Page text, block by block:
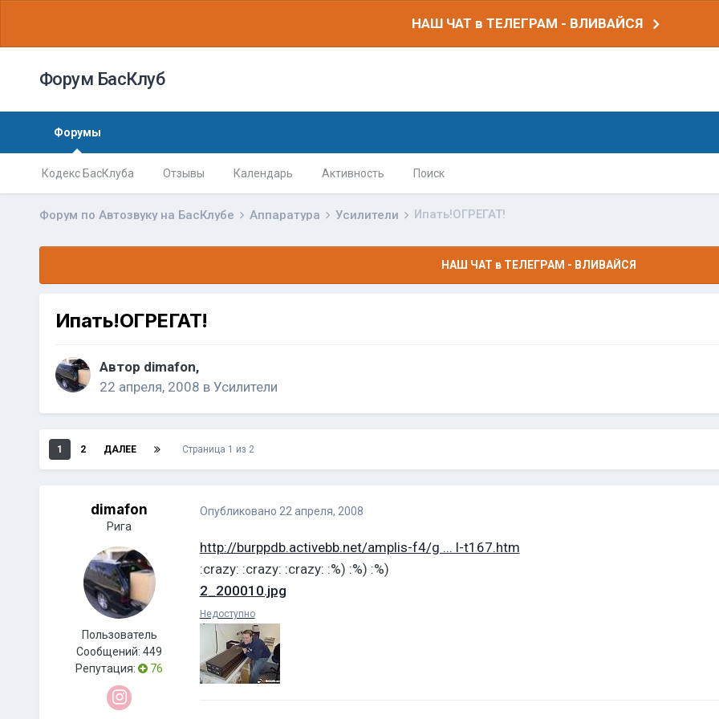
НАШ ЧАТ в ТЕЛЕГРАМ - ВЛИВАЙСЯ
Форум БасКлуб
Форумы
Кодекс БасКлуба Отзывы Календарь Активность Поиск
Форум по Автозвуку на БасКлубе Аппаратура Усилители Ипать!ОГРЕГАТ!
НАШ ЧАТ в ТЕЛЕГРАМ - ВЛИВАЙСЯ
Ипать!ОГРЕГАТ!
Автор dimafon,
22 апреля, 2008 в Усилители
1 2 ДАЛЕЕ Страница 1 из 2
dimafon
Рига
Пользователь
Сообщений:449
Репутация:
76
Опубликовано 22 апреля, 2008
http://burppdb.activebb.net/amplis-f4/g ... l-t167.htm
:crazy: :crazy: :crazy: :%) :%) :%)
2_200010.jpg
Недоступно